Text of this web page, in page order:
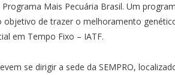
Mais Pecuária Brasil. Um
objetivo de trazer o melhoramento
em Tempo Fixo – IATF.
se dirigir a sede da SEMPRO,